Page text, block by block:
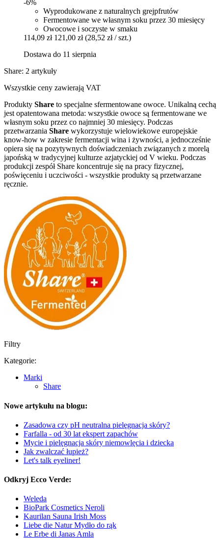
-6%
Wyprodukowane z naturalnych grejpfrutów
Fermentowane we własnym soku przez 30 miesięcy
Owocowe i soczyste w smaku
114,09 zł 121,00 zł (28,52 zł / szt.)
Dostawa do 11 sierpnia
Share: 2 artykuły
Wszystkie ceny zawierają VAT
Produkty Share to specjalne sfermentowane owoce. Unikalną cechą
jest opatentowana metoda: wszystkie owoce są fermentowane we
własnym soku przez co najmniej 30 miesięcy. Podczas
przetwarzania Share wykorzystuje wielowiekowe europejskie
know-how w zakresie fermentacji wina i żywności, a jednocześnie
opiera się na pozytywnych doświadczeniach związanych z morelą
japońską w tradycyjnej kulturze azjatyckiej od V wieku. Podczas
produkcji zespół Share koncentruje się na pracy fizycznej,
poświęceniu i uczciwości - wszystkie produkty są przetwarzane
ręcznie.
Filtry
Kategorie:
Marki
Share
Nowe artykułu na blogu:
Zasadowa czy pH neutralna pielęgnacja skóry?
Farfalla - od 30 lat ekspert zapachów
Mycie i pielęgnacja skóry niemowlęcia i dziecka
Jak zwalczać łupież?
Let's talk eyeliner!
Odkryj Ecco Verde:
Weleda
BioPark Cosmetics Neroli
Kaurilan Sauna Irish Moss
Liebe die Natur Mydło do rąk
Le Erbe di Janas Amla